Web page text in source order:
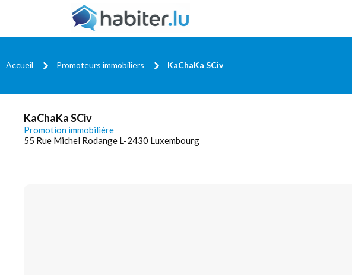
Accueil Promoteurs immobiliers KaChaKa SCiv
KaChaKa SCiv
Promotion immobilière
55 Rue Michel Rodange L-2430 Luxembourg